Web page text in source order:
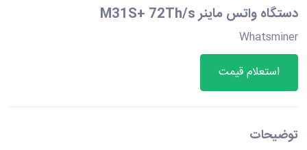
دستگاه واتس ماینر M31S+ 72Th/s
Whatsminer
استعلام قیمت
توضیحات